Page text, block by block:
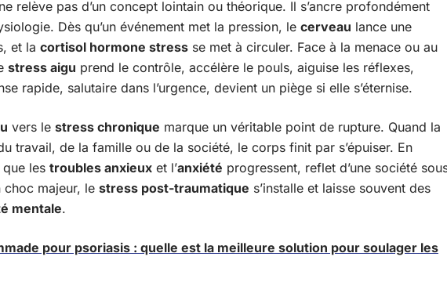
ne relève pas d’un concept lointain ou théorique. Il s’ancre profondément
Dès qu’un événement met la pression, le cerveau lance une
et la cortisol hormone stress se met à circuler. Face à la menace ou au
stress aigu prend le contrôle, accélère le pouls, aiguise les réflexes,
rapide, salutaire dans l’urgence, devient un piège si elle s’éternise.
vers le stress chronique marque un véritable point de rupture. Quand la
travail, de la famille ou de la société, le corps finit par s’épuiser. En
les troubles anxieux et l’anxiété progressent, reflet d’une société
choc majeur, le stress post-traumatique s’installe et laisse souvent des
mentale.
pour psoriasis : quelle est la meilleure solution pour soulager les